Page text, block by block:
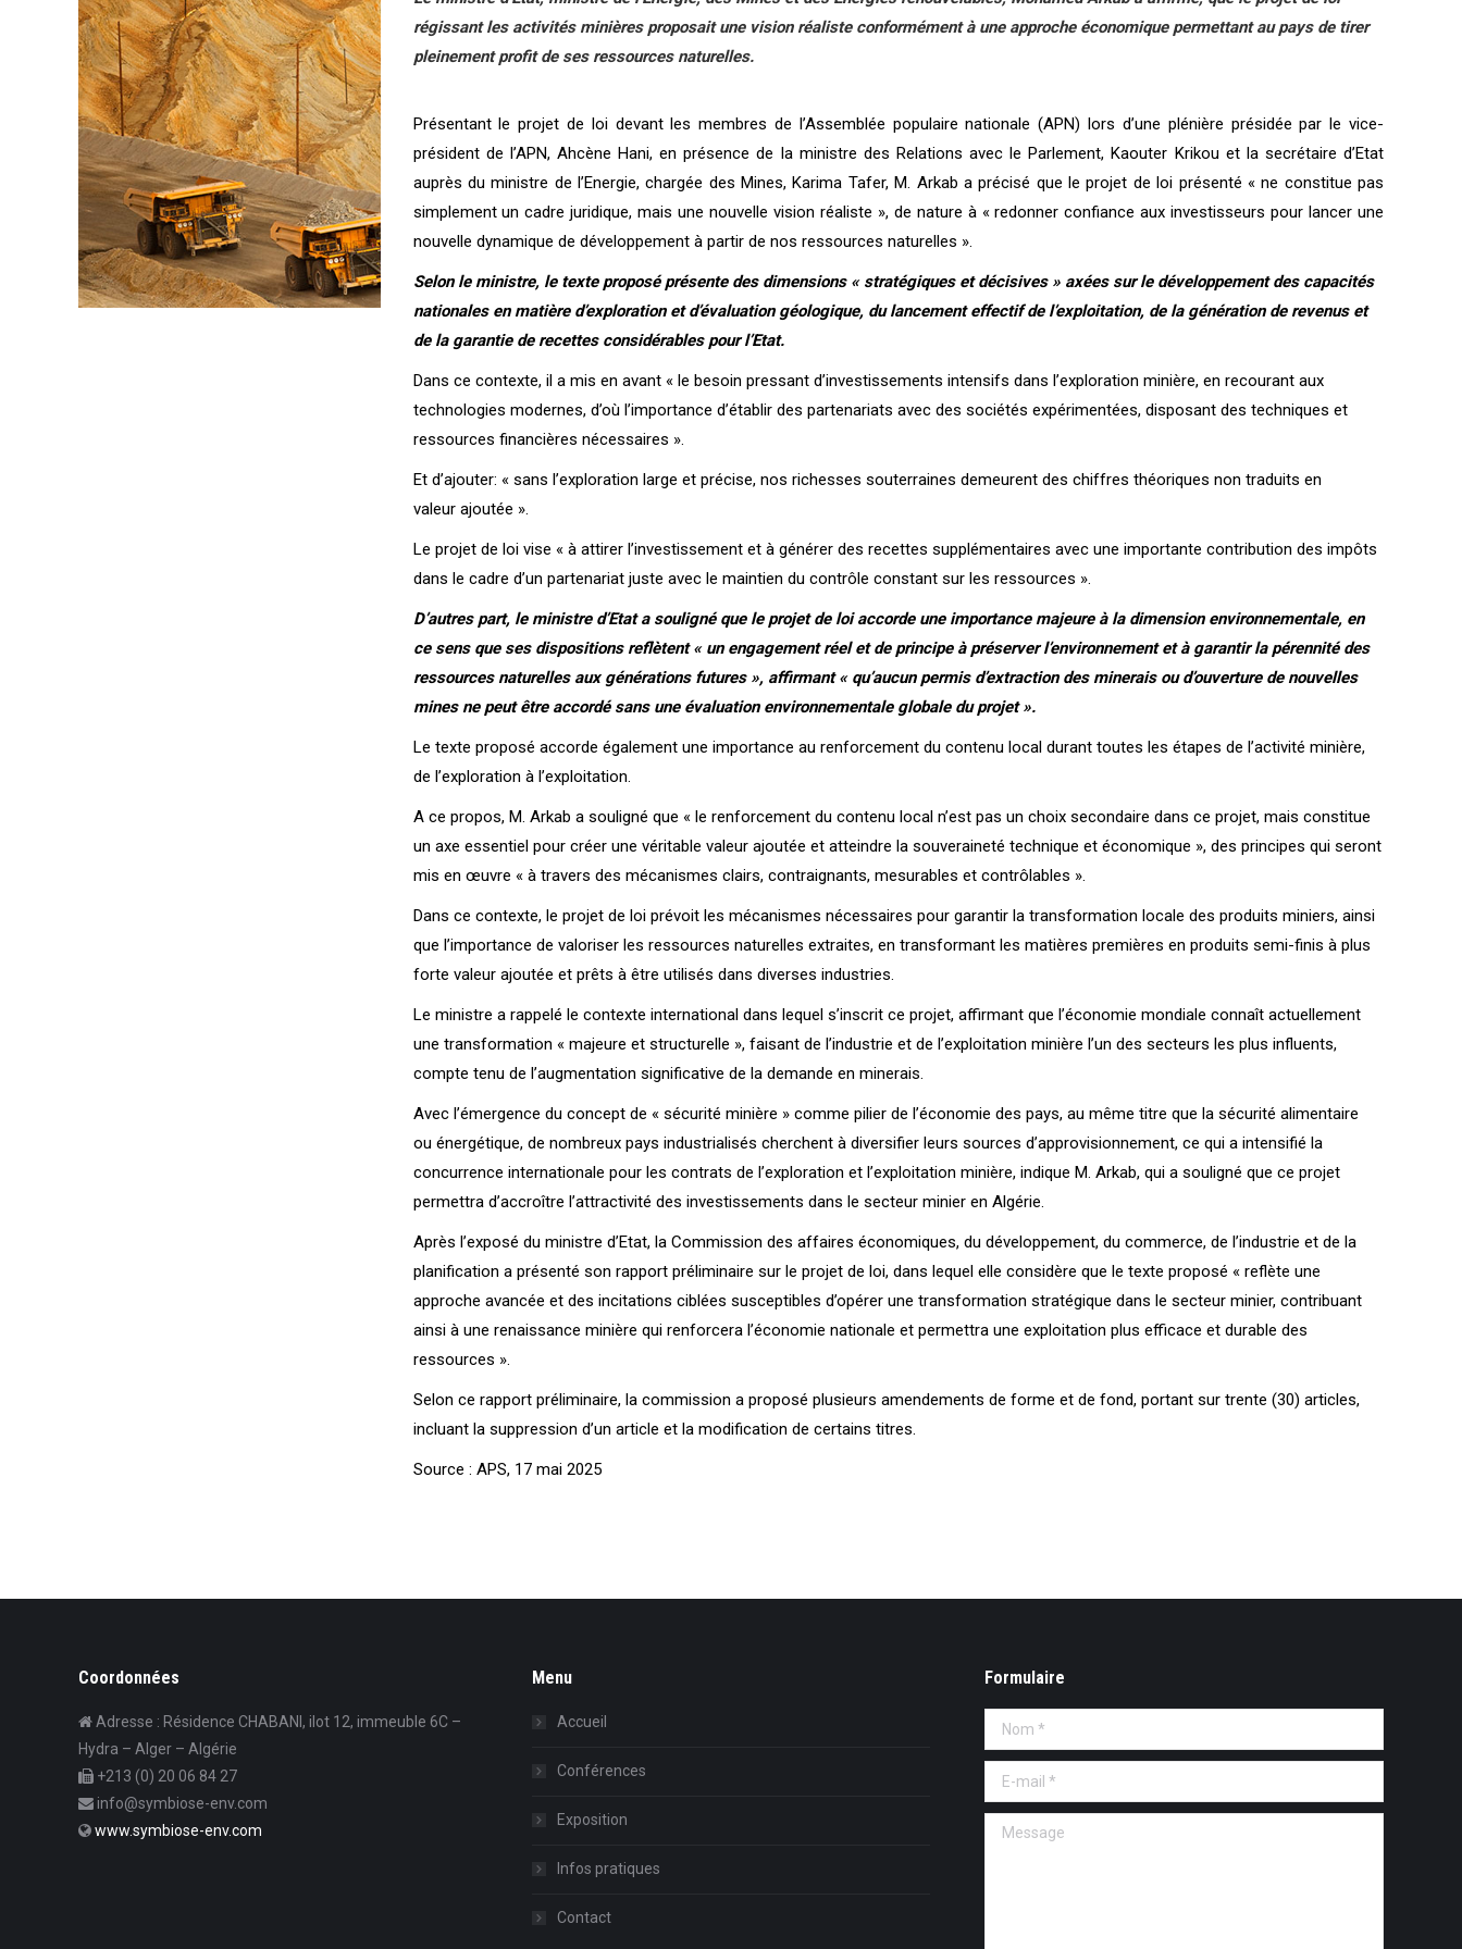
régissant les activités minières proposait une vision réaliste conformément à une approche économique permettant au pays de tirer
pleinement profit de ses ressources naturelles.
Présentant le projet de loi devant les membres de l’Assemblée populaire nationale (APN) lors d’une plénière présidée par le vice-
président de l’APN, Ahcène Hani, en présence de la ministre des Relations avec le Parlement, Kaouter Krikou et la secrétaire d’Etat
auprès du ministre de l’Energie, chargée des Mines, Karima Tafer, M. Arkab a précisé que le projet de loi présenté « ne constitue pas
simplement un cadre juridique, mais une nouvelle vision réaliste », de nature à « redonner confiance aux investisseurs pour lancer une
nouvelle dynamique de développement à partir de nos ressources naturelles ».
Selon le ministre, le texte proposé présente des dimensions « stratégiques et décisives » axées sur le développement des capacités
nationales en matière d’exploration et d’évaluation géologique, du lancement effectif de l’exploitation, de la génération de revenus et
de la garantie de recettes considérables pour l’Etat.
Dans ce contexte, il a mis en avant « le besoin pressant d’investissements intensifs dans l’exploration minière, en recourant aux
technologies modernes, d’où l’importance d’établir des partenariats avec des sociétés expérimentées, disposant des techniques et
ressources financières nécessaires ».
Et d’ajouter: « sans l’exploration large et précise, nos richesses souterraines demeurent des chiffres théoriques non traduits en
valeur ajoutée ».
Le projet de loi vise « à attirer l’investissement et à générer des recettes supplémentaires avec une importante contribution des impôts
dans le cadre d’un partenariat juste avec le maintien du contrôle constant sur les ressources ».
D’autres part, le ministre d’Etat a souligné que le projet de loi accorde une importance majeure à la dimension environnementale, en
ce sens que ses dispositions reflètent « un engagement réel et de principe à préserver l’environnement et à garantir la pérennité des
ressources naturelles aux générations futures », affirmant « qu’aucun permis d’extraction des minerais ou d’ouverture de nouvelles
mines ne peut être accordé sans une évaluation environnementale globale du projet ».
Le texte proposé accorde également une importance au renforcement du contenu local durant toutes les étapes de l’activité minière,
de l’exploration à l’exploitation.
A ce propos, M. Arkab a souligné que « le renforcement du contenu local n’est pas un choix secondaire dans ce projet, mais constitue
un axe essentiel pour créer une véritable valeur ajoutée et atteindre la souveraineté technique et économique », des principes qui seront
mis en œuvre « à travers des mécanismes clairs, contraignants, mesurables et contrôlables ».
Dans ce contexte, le projet de loi prévoit les mécanismes nécessaires pour garantir la transformation locale des produits miniers, ainsi
que l’importance de valoriser les ressources naturelles extraites, en transformant les matières premières en produits semi-finis à plus
forte valeur ajoutée et prêts à être utilisés dans diverses industries.
Le ministre a rappelé le contexte international dans lequel s’inscrit ce projet, affirmant que l’économie mondiale connaît actuellement
une transformation « majeure et structurelle », faisant de l’industrie et de l’exploitation minière l’un des secteurs les plus influents,
compte tenu de l’augmentation significative de la demande en minerais.
Avec l’émergence du concept de « sécurité minière » comme pilier de l’économie des pays, au même titre que la sécurité alimentaire
ou énergétique, de nombreux pays industrialisés cherchent à diversifier leurs sources d’approvisionnement, ce qui a intensifié la
concurrence internationale pour les contrats de l’exploration et l’exploitation minière, indique M. Arkab, qui a souligné que ce projet
permettra d’accroître l’attractivité des investissements dans le secteur minier en Algérie.
Après l’exposé du ministre d’Etat, la Commission des affaires économiques, du développement, du commerce, de l’industrie et de la
planification a présenté son rapport préliminaire sur le projet de loi, dans lequel elle considère que le texte proposé « reflète une
approche avancée et des incitations ciblées susceptibles d’opérer une transformation stratégique dans le secteur minier, contribuant
ainsi à une renaissance minière qui renforcera l’économie nationale et permettra une exploitation plus efficace et durable des
ressources ».
Selon ce rapport préliminaire, la commission a proposé plusieurs amendements de forme et de fond, portant sur trente (30) articles,
incluant la suppression d’un article et la modification de certains titres.
Source : APS, 17 mai 2025
Coordonnées
Adresse : Résidence CHABANI, ilot 12, immeuble 6C –
Hydra – Alger – Algérie
+213 (0) 20 06 84 27
info@symbiose-env.com
www.symbiose-env.com
Menu
Accueil
Conférences
Exposition
Infos pratiques
Contact
Formulaire
Nom *
E-mail *
Message